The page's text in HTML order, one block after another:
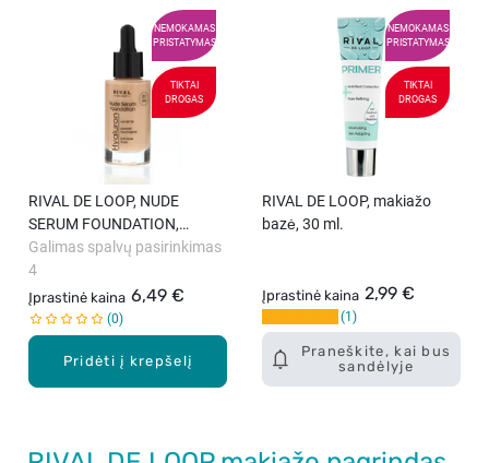
NEMOKAMAS
PRISTATYMAS
TIKTAI
DROGAS
Pridėti į krepšelį
RIVAL DE LOOP, NUDE
SERUM FOUNDATION,
makiažo pagrindas, 30 ml.
Įprastinė kaina 6,49 €
Galimas spalvų pasirinkimas
4
0
NEMOKAMAS
PRISTATYMAS
TIKTAI
DROGAS
Praneškite, kai bus
sandėlyje
RIVAL DE LOOP, makiažo
bazė, 30 ml.
Įprastinė kaina 2,99 €
1